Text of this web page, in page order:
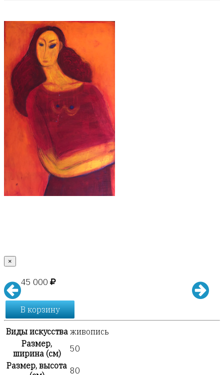
×
45 000
В корзину
Виды искусства живопись
Размер,
ширина (см)
50
Размер, высота 80